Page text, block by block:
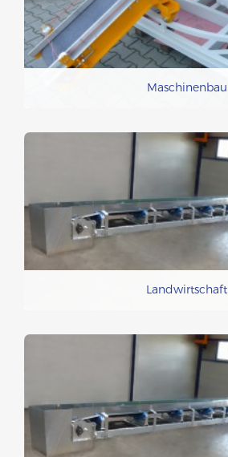
Maschinenbau
Landwirtschaft